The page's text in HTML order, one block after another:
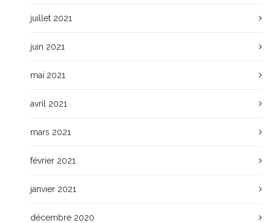
juillet 2021
juin 2021
mai 2021
avril 2021
mars 2021
février 2021
janvier 2021
décembre 2020